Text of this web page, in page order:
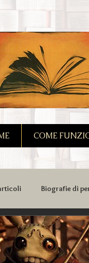
COME
Biografie di
possibili